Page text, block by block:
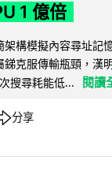
1 億倍
架構模擬內容尋址記
銻克服傳輸瓶頸，漢
搜尋耗能低...
閱讀
分享